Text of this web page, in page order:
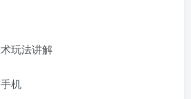
玩法讲解
机